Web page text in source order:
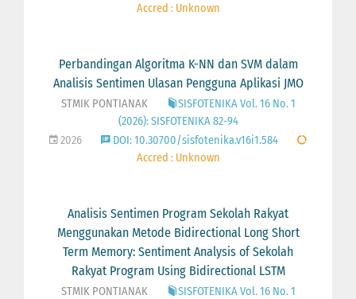
Accred : Unknown
Perbandingan Algoritma K-NN dan SVM dalam
Analisis Sentimen Ulasan Pengguna Aplikasi JMO
STMIK PONTIANAK
SISFOTENIKA Vol. 16 No. 1
(2026): SISFOTENIKA 82-94
2026
DOI: 10.30700/sisfotenika.v16i1.584
Accred : Unknown
Analisis Sentimen Program Sekolah Rakyat
Menggunakan Metode Bidirectional Long Short
Term Memory: Sentiment Analysis of Sekolah
Rakyat Program Using Bidirectional LSTM
STMIK PONTIANAK
SISFOTENIKA Vol. 16 No. 1